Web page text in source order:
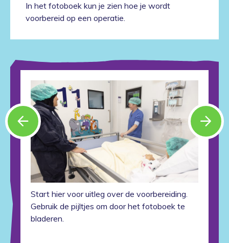
In het fotoboek kun je zien hoe je wordt
voorbereid op een operatie.
Start hier voor uitleg over de voorbereiding.
Gebruik de pijltjes om door het fotoboek te
bladeren.
arrow_back arrow_forward